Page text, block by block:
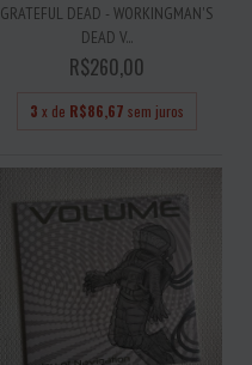
GRATEFUL DEAD - WORKINGMAN'S
DEAD V...
R$260,00
3 x de R$86,67 sem juros